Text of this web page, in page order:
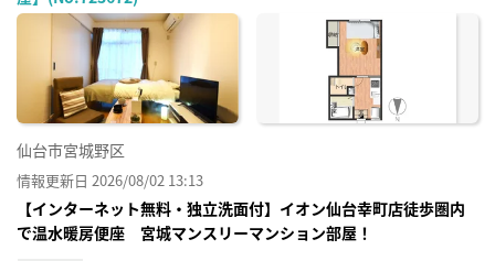
に入
仙台市宮城野区
情報更新日 2026/08/02 13:13
【インターネット無料・独立洗面付】イオン仙台幸町店徒歩圏内
で温水暖房便座 宮城マンスリーマンション部屋！